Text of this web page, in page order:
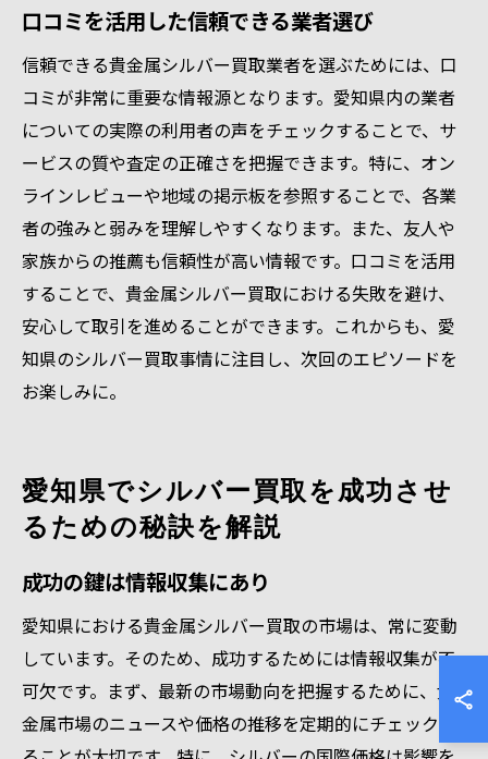
口コミを活用した信頼できる業者選び
信頼できる貴金属シルバー買取業者を選ぶためには、口
コミが非常に重要な情報源となります。愛知県内の業者
についての実際の利用者の声をチェックすることで、サ
ービスの質や査定の正確さを把握できます。特に、オン
ラインレビューや地域の掲示板を参照することで、各業
者の強みと弱みを理解しやすくなります。また、友人や
家族からの推薦も信頼性が高い情報です。口コミを活用
することで、貴金属シルバー買取における失敗を避け、
安心して取引を進めることができます。これからも、愛
知県のシルバー買取事情に注目し、次回のエピソードを
お楽しみに。
愛知県でシルバー買取を成功させ
るための秘訣を解説
成功の鍵は情報収集にあり
愛知県における貴金属シルバー買取の市場は、常に変動
しています。そのため、成功するためには情報収集が不
可欠です。まず、最新の市場動向を把握するために、貴
金属市場のニュースや価格の推移を定期的にチェックす